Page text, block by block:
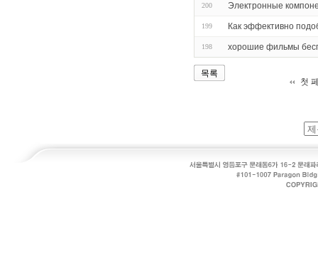
200 Электронные
199 Как эффективно
198 хорошие фильмы
목록
첫